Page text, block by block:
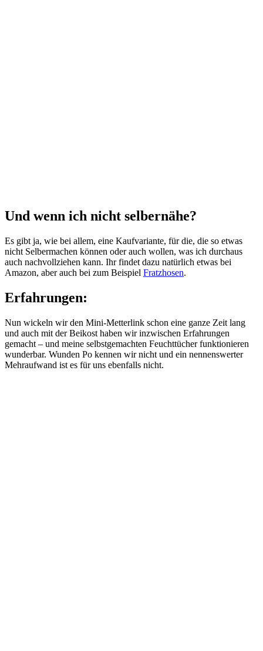
Und wenn ich nicht selbernähe?
Es gibt ja, wie bei allem, eine Kaufvariante, für die, die so etwas
nicht Selbermachen können oder auch wollen, was ich durchaus
auch nachvollziehen kann. Ihr findet dazu natürlich etwas bei
Amazon, aber auch bei zum Beispiel Fratzhosen.
Erfahrungen:
Nun wickeln wir den Mini-Metterlink schon eine ganze Zeit lang
und auch mit der Beikost haben wir inzwischen Erfahrungen
gemacht – und meine selbstgemachten Feuchttücher funktionieren
wunderbar. Wunden Po kennen wir nicht und ein nennenswerter
Mehraufwand ist es für uns ebenfalls nicht.